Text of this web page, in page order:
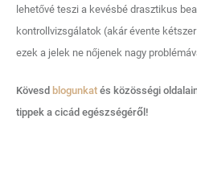
lehetővé teszi a kevésbé drasztikus
kontrollvizsgálatok (akár évente
ezek a jelek ne nőjenek nagy
Kövesd blogunkat és közösségi
tippek a cicád egészségéről!